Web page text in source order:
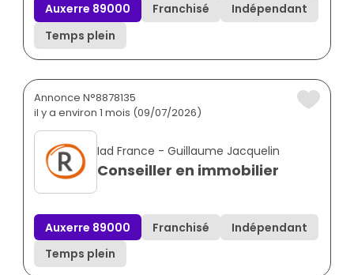
Auxerre 89000 Franchisé
Indépendant
Temps plein
Annonce N°8878135
il y a environ 1 mois (09/07/2026)
Iad France - Guillaume Jacquelin
Conseiller en immobilier
Auxerre 89000 Franchisé
Indépendant
Temps plein